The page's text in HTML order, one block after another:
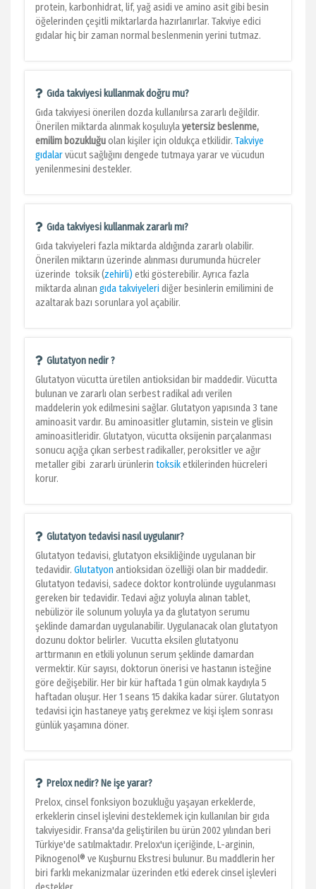
protein, karbonhidrat, lif, yağ asidi ve amino asit gibi besin
öğelerinden çeşitli miktarlarda hazırlanırlar. Takviye edici
gıdalar hiç bir zaman normal beslenmenin yerini tutmaz.
Gıda takviyesi kullanmak doğru mu?
Gıda takviyesi önerilen dozda kullanılırsa zararlı değildir.
Önerilen miktarda alınmak koşuluylayetersiz beslenme,
emilim bozukluğuolan kişiler için oldukça etkilidir. Takviye
gıdalarvücut sağlığını dengede tutmaya yarar ve vücudun
yenilenmesini destekler.
Gıda takviyesi kullanmak zararlı mı?
Gıda takviyeleri fazla miktarda aldığında zararlı olabilir.
Önerilen miktarın üzerinde alınması durumunda hücreler
üzerinde toksik (zehirli) etki gösterebilir. Ayrıca fazla
miktarda alınan gıda takviyeleri diğer besinlerin emilimini de
azaltarak bazı sorunlara yol açabilir.
Glutatyon nedir ?
Glutatyon vücutta üretilen antioksidan bir maddedir. Vücutta
bulunan ve zararlı olan serbest radikal adı verilen
maddelerin yok edilmesini sağlar. Glutatyon yapısında 3 tane
aminoasit vardır. Bu aminoasitler glutamin, sistein ve glisin
aminoasitleridir. Glutatyon, vücutta oksijenin parçalanması
sonucu açığa çıkan serbest radikaller, peroksitler ve ağır
metaller gibi zararlı ürünlerin toksiketkilerinden hücreleri
korur.
Glutatyon tedavisi nasıl uygulanır?
Glutatyon tedavisi, glutatyon eksikliğinde uygulanan bir
tedavidir. Glutatyon antioksidan özelliği olan bir maddedir.
Glutatyon tedavisi, sadece doktor kontrolünde uygulanması
gereken bir tedavidir. Tedavi ağız yoluyla alınan tablet,
nebülizör ile solunum yoluyla ya da glutatyon serumu
şeklinde damardan uygulanabilir. Uygulanacak olan glutatyon
dozunu doktor belirler. Vucutta eksilen glutatyonu
arttırmanın en etkili yolunun serum şeklinde damardan
vermektir. Kür sayısı, doktorun önerisi ve hastanın isteğine
göre değişebilir. Her bir kür haftada 1 gün olmak kaydıyla 5
haftadan oluşur. Her 1 seans 15 dakika kadar sürer. Glutatyon
tedavisi için hastaneye yatış gerekmez ve kişi işlem sonrası
günlük yaşamına döner.
Prelox nedir? Ne işe yarar?
Prelox, cinsel fonksiyon bozukluğu yaşayan erkeklerde,
erkeklerin cinsel işlevini desteklemek için kullanılan bir gıda
takviyesidir. Fransa'da geliştirilen bu ürün 2002 yılından beri
Türkiye'de satılmaktadır. Prelox'un içeriğinde, L-arginin,
Piknogenol® ve Kuşburnu Ekstresi bulunur. Bu maddlerin her
biri farklı mekanizmalar üzerinden etki ederek cinsel işlevleri